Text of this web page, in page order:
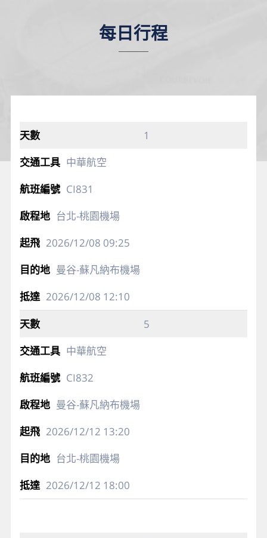
每日行程
1
中華航空
CI831
台北-桃園機場
2026/12/08 09:25
曼谷-蘇凡納布機場
2026/12/08 12:10
5
中華航空
CI832
曼谷-蘇凡納布機場
2026/12/12 13:20
台北-桃園機場
2026/12/12 18:00